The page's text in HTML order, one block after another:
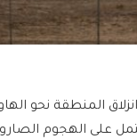
المنطقة نحو
على الهجوم